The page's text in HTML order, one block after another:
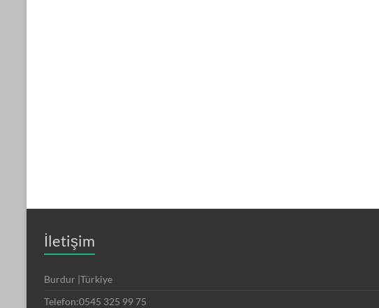
İletişim
Burdur |Türkiye
Telefon:0545 325 99 75